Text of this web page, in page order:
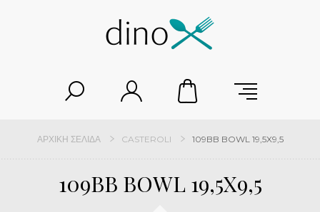
ΑΡΧΙΚΉ ΣΕΛΊΔΑ CASTEROLI 109BB BOWL 19,5X9,5
109BB BOWL 19,5X9,5